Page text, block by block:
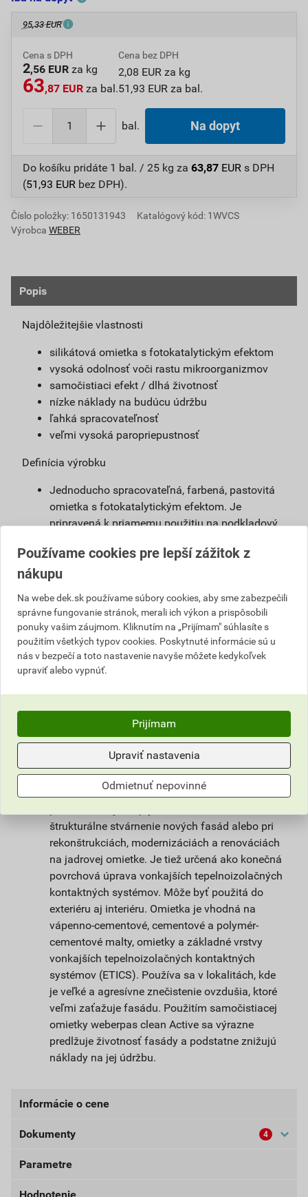
95,33 EUR
Cena s DPH
2,56 EUR za kg
63,87 EUR za bal.
Cena bez DPH
2,08 EUR za kg
51,93 EUR za bal.
bal. Na dopyt
Do košíku pridáte 1 bal. / 25 kg za 63,87 EUR s DPH
(51,93 EUR bez DPH).
Číslo položky: 1650131943
Katalógový kód: 1WVCS
Výrobca WEBER
Popis
Najdôležitejšie vlastnosti
silikátová omietka s fotokatalytickým efektom
vysoká odolnosť voči rastu mikroorganizmov
samočistiaci efekt / dlhá životnosť
nízke náklady na budúcu údržbu
ľahká spracovateľnosť
veľmi vysoká paropriepustnosť
Definícia výrobku
Jednoducho spracovateľná, farbená, pastovitá
omietka s fotokatalytickým efektom. Je
pripravená k priamemu použitiu na podkladový
silikátovému spojivu má omietka weberpas
clean Active vlastnosti blízke silikátovej omietke,
pri spracovaní a vyzrievaní. Unikátna receptúra
omietky weberpas clean Active s
fotokatalytickým efektom zaisťuje dlhodobú
čistotu povrchu omietky a vysoký stupeň
ochrany omietky proti rastu mikroorganizmov.
rozkladá splodiny a zlúčeniny škodiace
ľudskému zdraviu obsiahnuté vo vzduchu.
Použitie
Omietka slúži na ochranu stavby pred
štrukturálne stvárnenie nových fasád alebo pri
rekonštrukciách, modernizáciách a renováciách
na jadrovej omietke. Je tiež určená ako konečná
povrchová úprava vonkajších tepelnoizolačných
kontaktných systémov. Môže byť použitá do
exteriéru aj interiéru. Omietka je vhodná na
vápenno-cementové, cementové a polymér-
cementové malty, omietky a základné vrstvy
vonkajších tepelnoizolačných kontaktných
systémov (ETICS). Používa sa v lokalitách, kde
je veľké a agresívne znečistenie ovzdušia, ktoré
veľmi zaťažuje fasádu. Použitím samočistiacej
omietky weberpas clean Active sa výrazne
predlžuje životnosť fasády a podstatne znižujú
náklady na jej údržbu.
Informácie o cene
Aktuálna predajná cena po zľave 33% z cenníkovej
bez DPH za bal.
Dokumenty 4
Bezpečnostné listy (externí)
Parametre
Používame cookies pre lepší zážitok z
nákupu
Na webe dek.sk používame súbory cookies, aby sme zabezpečili
správne fungovanie stránok, merali ich výkon a prispôsobili
ponuky vašim záujmom. Kliknutím na „Prijímam" súhlasíte s
použitím všetkých typov cookies. Poskytnuté informácie sú u
nás v bezpečí a toto nastavenie navyše môžete kedykoľvek
upraviť alebo vypnúť.
Prijímam
Upraviť nastavenia
Odmietnuť nepovinné